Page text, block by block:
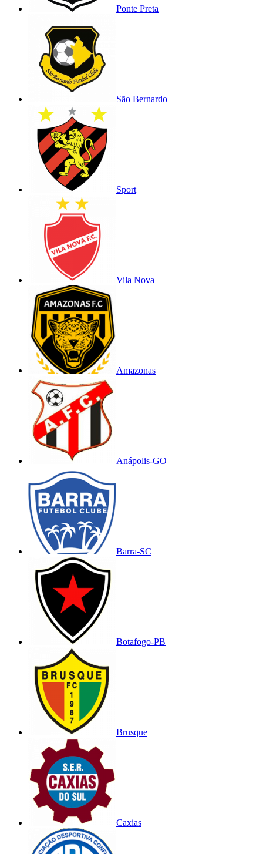
Ponte Preta
São Bernardo
Sport
Vila Nova
Amazonas
Anápolis-GO
Barra-SC
Botafogo-PB
Brusque
Caxias